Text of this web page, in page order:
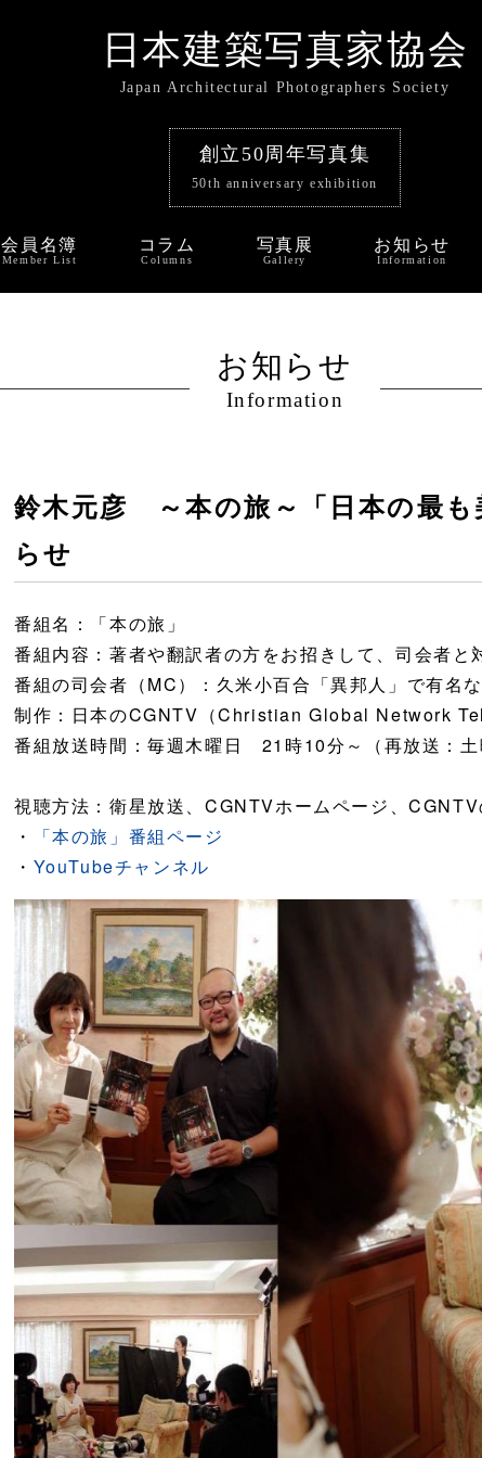
日本建築写真家協会
Japan Architectural Photographers Society
創立50周年写真集
50th anniversary exhibition
会員名簿
Member List
コラム
Columns
写真展
Gallery
お知らせ
Information
お知らせ
Information
鈴木元彦 ～本の旅～「日本の最も
らせ
番組名：「本の旅」
番組内容：著者や翻訳者の方をお招きして、司会者と
番組の司会者（MC）：久米小百合「異邦人」で有名
制作：日本のCGNTV（Christian Global Network
番組放送時間：毎週木曜日 21時10分～（再放送：土
視聴方法：衛星放送、CGNTVホームページ、
・
「本の旅」番組ページ
・ YouTubeチャンネル